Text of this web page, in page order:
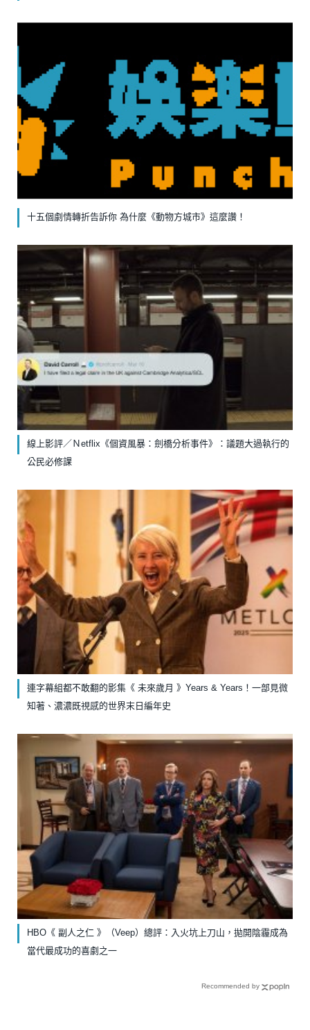
十五個劇情轉折告訴你 為什麼《動物方城市》這麼讚！
線上影評／Ｎetflix《個資風暴：劍橋分析事件》：議題大過執行的
公民必修課
連字幕組都不敢翻的影集《 未來歲月 》Years & Years！一部見微
知著、濃濃既視感的世界末日編年史
HBO《 副人之仁 》（Veep）總評：入火坑上刀山，拋開陰霾成為
當代最成功的喜劇之一
Recommended by